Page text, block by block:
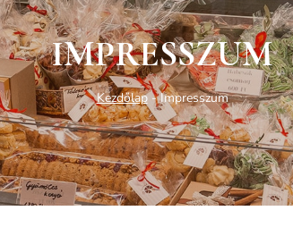
IMPRESSZUM
Kezdőlap-Impresszum